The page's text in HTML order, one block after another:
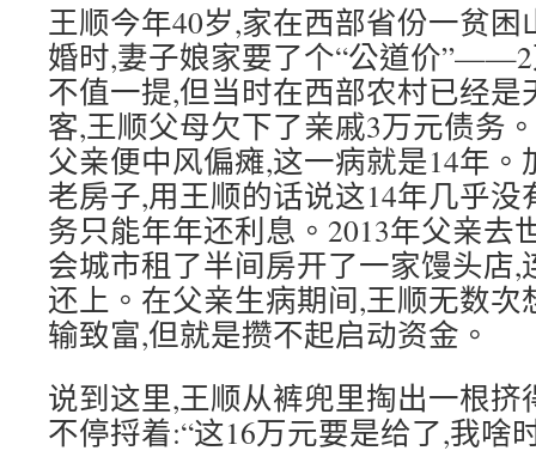
王顺今年40岁,家在西部省份一贫困
婚时,妻子娘家要了个“公道价
不值一提,但当时在西部农村已经
客,王顺父母欠下了亲戚3万元债务
父亲便中风偏瘫,这一病就是14年
老房子,用王顺的话说这14年几乎没
务只能年年还利息。2013年父亲去
会城市租了半间房开了一家馒头店,
还上。在父亲生病期间,王顺无数
输致富,但就是攒不起启动资金。
说到这里,王顺从裤兜里掏出一根挤
不停捋着:“这16万元要是给了,我啥